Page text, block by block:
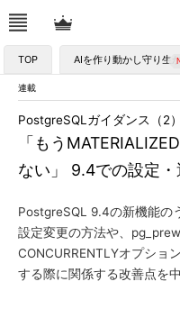
TOP AIを作り動かし守り生
連載
「もう
ない」 9.4での設定
PostgreSQLガイダンス（2）
PostgreSQL 9.4の新機能の
設定変更の方法や、
CONCURRENTLYオプショ
する際に関係する改善点を